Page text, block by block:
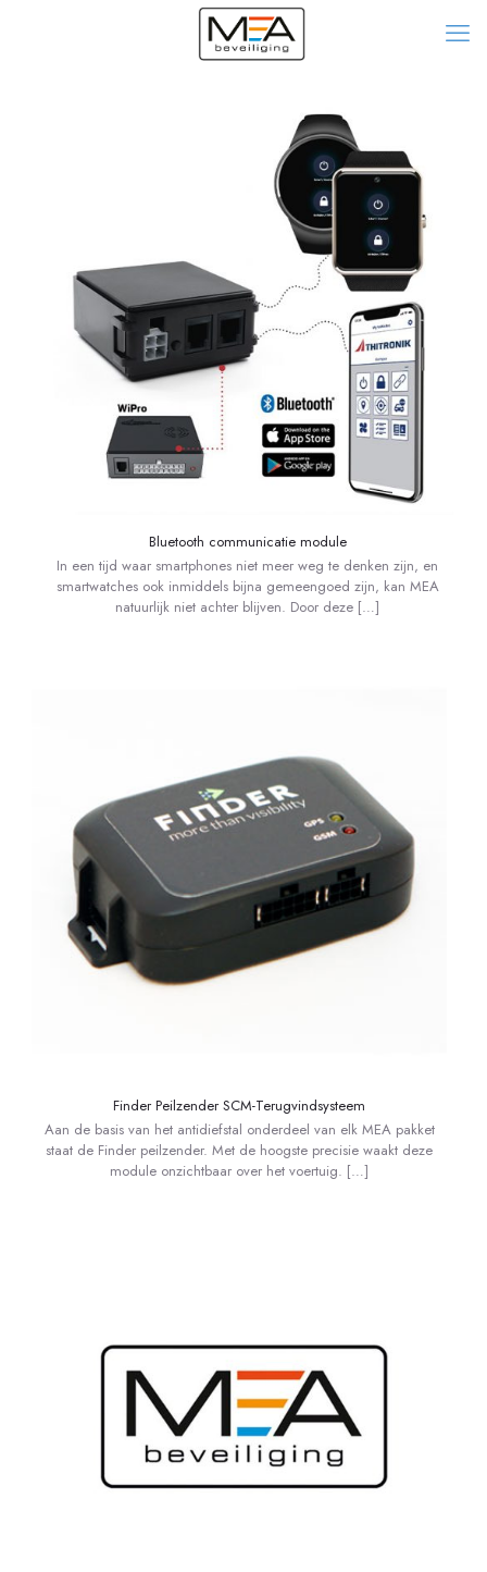
Bluetooth communicatie module
In een tijd waar smartphones niet meer weg te denken zijn, en
smartwatches ook inmiddels bijna gemeengoed zijn, kan MEA
natuurlijk niet achter blijven. Door deze […]
Finder Peilzender SCM-Terugvindsysteem
Aan de basis van het antidiefstal onderdeel van elk MEA pakket
staat de Finder peilzender. Met de hoogste precisie waakt deze
module onzichtbaar over het voertuig. […]